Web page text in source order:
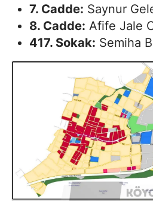
7. Cadde: Saynur
8. Cadde: Afife Jale
417. Sokak: Semiha